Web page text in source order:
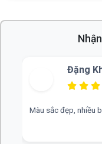
Bùi Thu
blog hay, chuyên